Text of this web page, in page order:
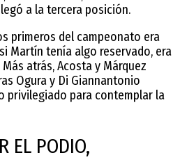
a la tercera posición.
primeros del campeonato era
Martín tenía algo reservado, era
atrás, Acosta y Márquez
Ogura y Di Giannantonio
privilegiado para contemplar la
EL PODIO,